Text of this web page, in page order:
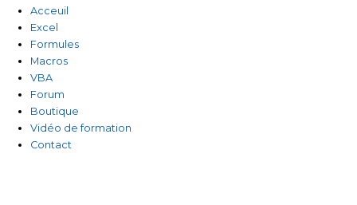
o
k
-
f
Acceuil
Excel
Formules
Macros
VBA
Forum
Boutique
Vidéo de formation
Contact